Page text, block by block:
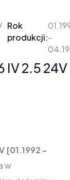
Rok
produkcji:-
IV 2.5 24V
[01.1992 -
w